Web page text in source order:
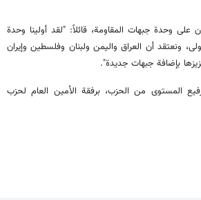
على وحدة جبهات المقاومة، قائلاً: "لقد أولينا وحدة
ونعتقد أن العراق واليمن ولبنان وفلسطين وإيران
بإضافة جبهات جديدة".
المستوى من الحزب، برفقة الأمين العام لحزب